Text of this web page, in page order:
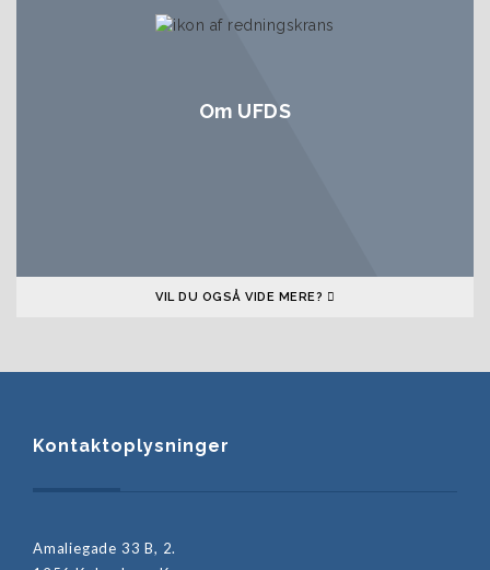
Om UFDS
VIL DU OGSÅ VIDE MERE?
Kontaktoplysninger
Amaliegade 33 B, 2.